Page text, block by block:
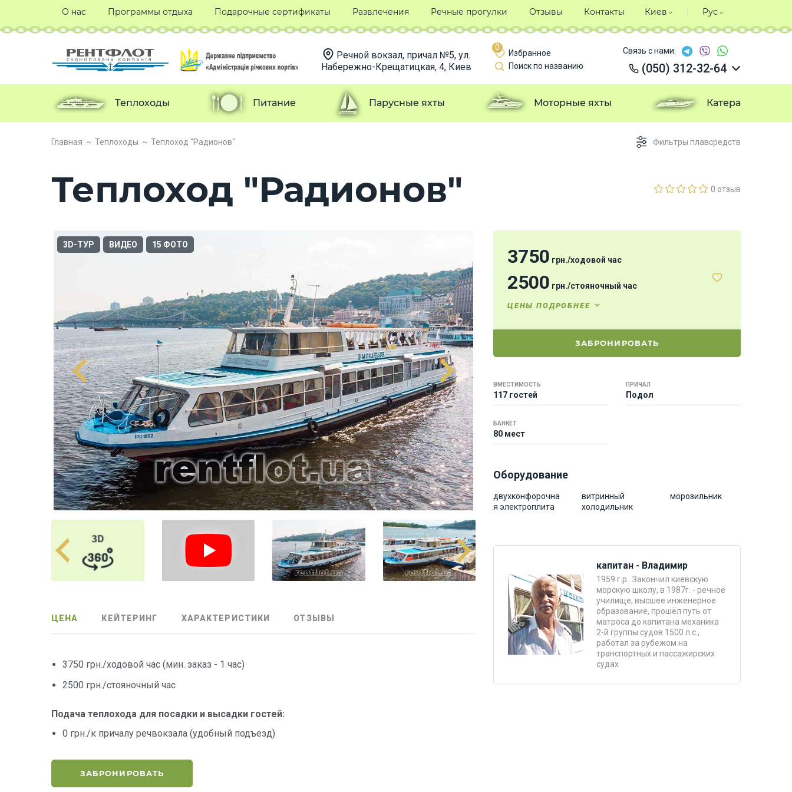
Главная Теплоходы Теплоход "Радионов" Фильтры плавсредств
0 отзыв
Теплоход "Радионов"
3D-ТУР ВИДЕО 15 ФОТО
3750 грн./ходовой час
2500 грн./стояночный час
ЦЕНЫ ПОДРОБНЕЕ
ЗАБРОНИРОВАТЬ
ВМЕСТИМОСТЬ
117 гостей
ПРИЧАЛ
Подол
БАНКЕТ
80 мест
Оборудование
двухконфорочна
я электроплита
витринный
холодильник
морозильник
капитан - Владимир
1959 г.р.. Закончил киевскую
морскую школу, в 1987г. - речное
училище, высшее инженерное
образование, прошёл путь от
матроса до капитана механика
2-й группы судов 1500 л.с.,
работал за рубежом на
транспортных и пассажирских
судах
ЦЕНА КЕЙТЕРИНГ ХАРАКТЕРИСТИКИ ОТЗЫВЫ
3750 грн./ходовой час (мин. заказ - 1 час)
2500 грн./стояночный час
Подача теплохода для посадки и высадки гостей:
0 грн./к причалу речвокзала (удобный подъезд)
ЗАБРОНИРОВАТЬ
О нас Программы отдыха Подарочные сертификаты Развлечения Речные прогулки Отзывы Контакты Киев Рус
Речной вокзал, причал №5, ул.
Набережно-Крещатицкая, 4, Киев
0
Избранное
Поиск по названию
Связь с нами:
(050) 312-32-64
(050) 312-32-64
(050) 312-32-64
(050) 312-32-64
Теплоходы Питание Парусные яхты Моторные яхты Катера